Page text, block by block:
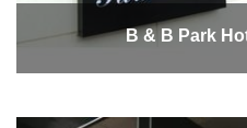
B & B Park